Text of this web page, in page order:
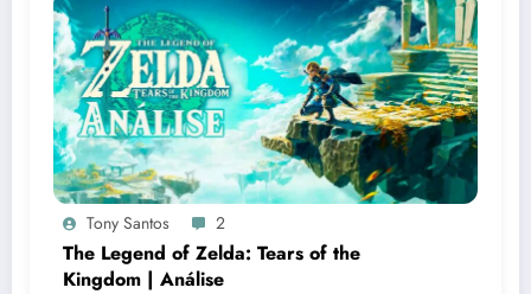
Tony Santos 2
The Legend of Zelda: Tears of the
Kingdom | Análise